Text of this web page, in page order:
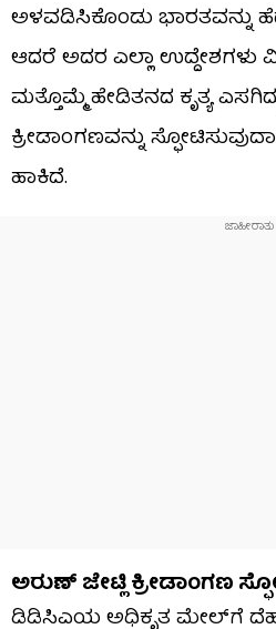
ಅಳವಡಿಸಿಕೊಂಡು ಭಾರತವನ್ನು
ಆದರೆ ಅದರ ಎಲ್ಲಾ ಉದ್ದೇಶಗಳು
ಮತ್ತೊಮ್ಮೆ ಹೇಡಿತನದ ಕೃತ್ಯ
ಕ್ರೀಡಾಂಗಣವನ್ನು
ಹಾಕಿದೆ.
ಅರುಣ್ ಜೇಟ್ಲಿ ಕ್ರೀಡಾಂಗಣ
ಡಿಡಿಸಿಎಯ ಅಧಿಕೃತ ಮೇಲ್‌ಗೆ